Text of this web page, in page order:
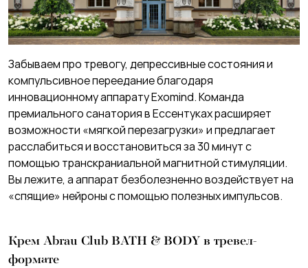
Забываем про тревогу, депрессивные состояния и
компульсивное переедание благодаря
инновационному аппарату Exomind. Команда
премиального санатория в Ессентуках расширяет
возможности «мягкой перезагрузки» и предлагает
расслабиться и восстановиться за 30 минут с
помощью транскраниальной магнитной стимуляции.
Вы лежите, а аппарат безболезненно воздействует на
«спящие» нейроны с помощью полезных импульсов.
Крем Abrau Club BATH & BODY в тревел-
формате